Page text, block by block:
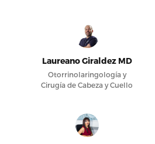
Laureano Giraldez MD
Otorrinolaringología y
Cirugía de Cabeza y Cuello